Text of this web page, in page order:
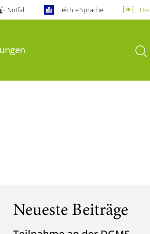
Notfall Leichte Sprache
Neueste Beiträge